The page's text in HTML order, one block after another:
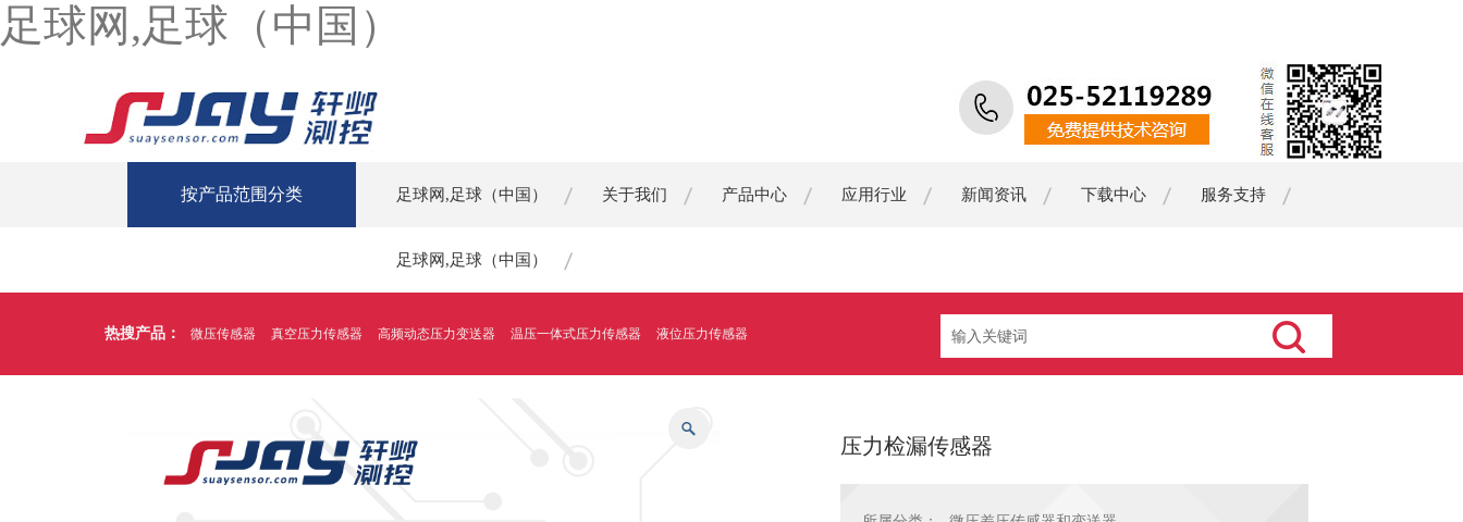
足球网,足球（中国）
按产品范围分类 足球网,足球（中国） 关于我们 产品中心 应用行业 新闻资讯 下载中心 服务支持
足球网,足球（中国）
热搜产品： 微压传感器 真空压力传感器 高频动态压力变送器 温压一体式压力传感器 液位压力传感器
压力检漏传感器